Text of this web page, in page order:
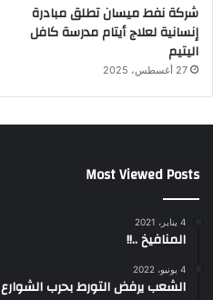
شركة نفط ميسان تطلق مبادرة
إنسانية لعلاج أيتام مدرسة كافل
اليتيم
27 أغسطس، 2025
Most Viewed Posts
4 يناير، 2021
المنافيخ ..!!
4 يونيو، 2022
الشعب يرفض التورط بحرب الشوارع